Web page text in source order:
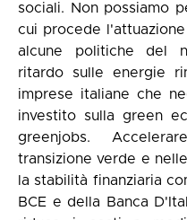
sociali. Non possiamo
cui procede
alcune politiche del
ritardo sulle energie
imprese italiane che
investito sulla green
greenjobs.
transizione verde e
la stabilità finanziaria
BCE e della Banca